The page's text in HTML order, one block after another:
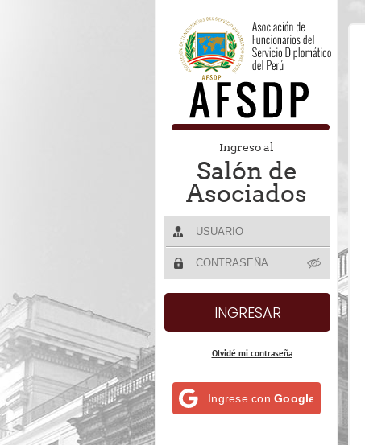
Ingreso al
Salón de
Asociados
Olvidé mi contraseña
Ingrese con Google